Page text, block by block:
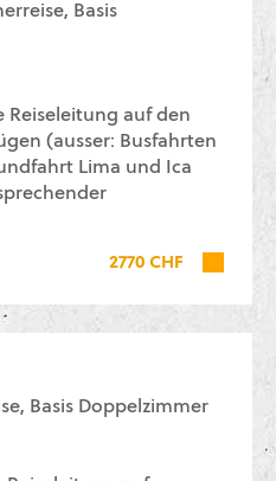
Basis
Reiseleitung auf den
(ausser: Busfahrten
Lima und Ica
2770 CHF
Basis Doppelzimmer